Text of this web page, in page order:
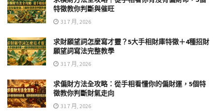
特徵教你判斷與催旺
31 7 月, 2026
求財願望詞怎麼寫才靈？5大手相財庫特徵＋4種招財
願望詞寫法完整教學
31 7 月, 2026
求偏財方法全攻略：從手相看懂你的偏財運，5個特
徵教你判斷財氣走向
31 7 月, 2026